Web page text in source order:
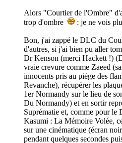
Alors "Courtier de l'Ombre"
trop d'ombre
: je ne vois
Bon, j'ai zappé le DLC du
d'autres, si j'ai bien pu aller
Dr Kenson (merci Hackett !)
vraie crevure comme Zaeed
innocents pris au piège des
Revanche), récupérer les
1er Normandy sur le lieu de
Du Normandy) et en sortir
Suprématie et, comme pour
Kasumi : La Mémoire Volée,
sur une cinématique (écran
pendant quelques secondes